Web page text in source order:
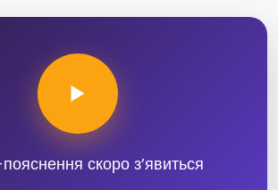
скоро зʼявиться